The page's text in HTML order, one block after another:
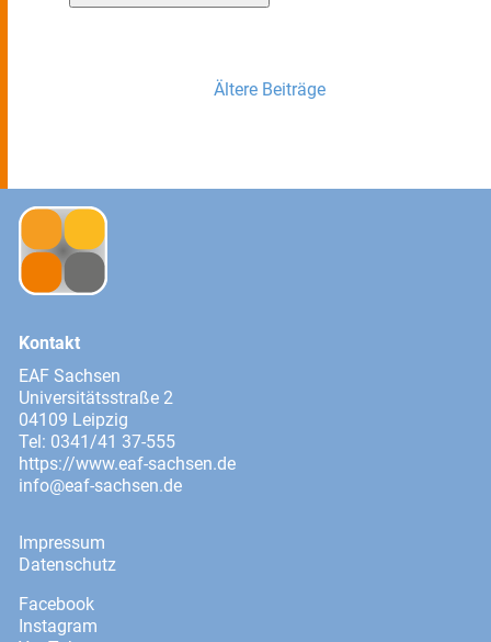
Ältere Beiträge
Kontakt
EAF Sachsen
Universitätsstraße 2
04109 Leipzig
Tel: 0341/41 37-555
https://www.eaf-sachsen.de
info@eaf-sachsen.de
Impressum
Datenschutz
Facebook
Instagram